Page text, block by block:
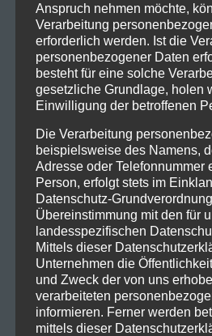
Anspruch nehmen möchte,
Verarbeitung
erforderlich werden. Ist die
personenbezogener Daten
besteht für eine solche
gesetzliche Grundlage, holen
Einwilligung der betroffenen
Die Verarbeitung
beispielsweise des Namens,
Adresse oder Telefonnummer
Person, erfolgt stets im
Datenschutz-
Übereinstimmung mit den für
landesspezifischen
Mittels dieser
Unternehmen die
und Zweck der von uns
verarbeiteten
informieren. Ferner werden
mittels dieser